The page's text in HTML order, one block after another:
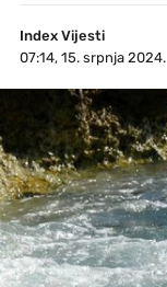
Index Vijesti
07:14, 15. srpnja 2024.